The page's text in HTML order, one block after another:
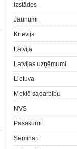
Izstādes
Jaunumi
Krievija
Latvija
Latvijas uzņēmumi
Lietuva
Meklē sadarbību
NVS
Pasākumi
Semināri